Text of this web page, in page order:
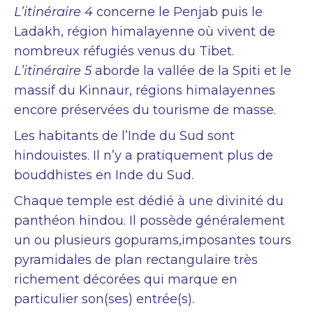
L’itinéraire 4 concerne le Penjab puis le
Ladakh, région himalayenne où vivent de
nombreux réfugiés venus du Tibet.
L’itinéraire 5aborde la vallée de la Spiti et le
massif du Kinnaur, régions himalayennes
encore préservées du tourisme de masse.
Les habitants de l’Inde du Sud sont
hindouistes. Il n’y a pratiquement plus de
bouddhistes en Inde du Sud.
Chaque temple est dédié à une divinité du
panthéon hindou. Il possède généralement
un ou plusieurs gopurams,imposantes tours
pyramidales de plan rectangulaire très
richement décorées qui marque en
particulier son(ses) entrée(s).